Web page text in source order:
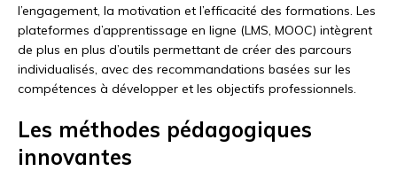
l’engagement, la motivation et l’efficacité des formations. Les
plateformes d’apprentissage en ligne (LMS, MOOC) intègrent
de plus en plus d’outils permettant de créer des parcours
individualisés, avec des recommandations basées sur les
compétences à développer et les objectifs professionnels.
Les méthodes pédagogiques
innovantes